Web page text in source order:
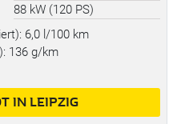
88 kW (120 PS)
6,0 l/100 km
136 g/km
IN LEIPZIG